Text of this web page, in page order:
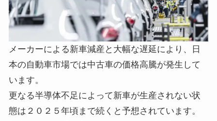
メーカーによる新車減産と大幅な遅延により、日
本の自動車市場では中古車の価格高騰が発生 して
います。
更なる半導体不足によって新車が生産されない状
態は２０２５年頃まで続くと予想されています。